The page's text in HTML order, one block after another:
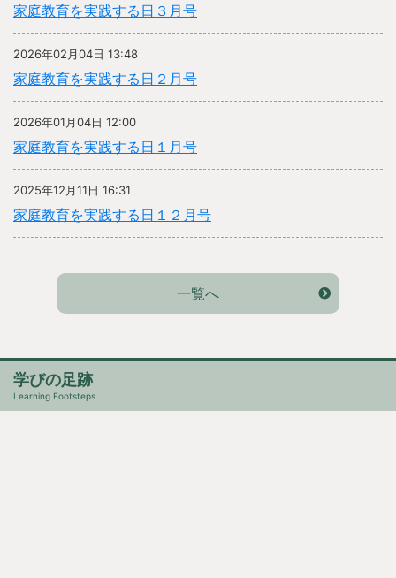
家庭教育を実践する日３月号
2026年02月04日 13:48
家庭教育を実践する日２月号
2026年01月04日 12:00
家庭教育を実践する日１月号
2025年12月11日 16:31
家庭教育を実践する日１２月号
一覧へ
学びの足跡
Learning Footsteps